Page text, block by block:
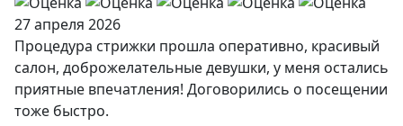
27 апреля 2026
Процедура стрижки прошла оперативно, красивый
салон, доброжелательные девушки, у меня остались
приятные впечатления! Договорились о посещении
тоже быстро.